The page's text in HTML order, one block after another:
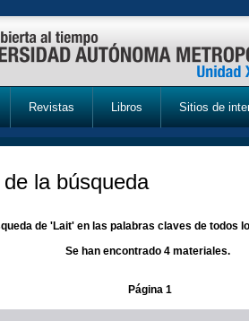
Revistas Libros Sitios de
la búsqueda
de 'Lait' en las palabras claves de todos
Se han encontrado 4 materiales.
Página 1